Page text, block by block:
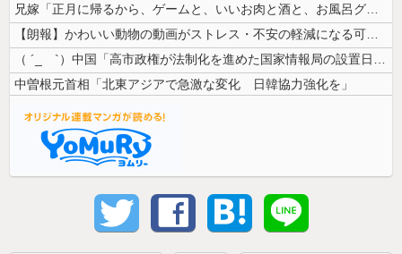
兄嫁「正月に帰るから、ゲームと、いいお肉と酒と、お風呂グッズの準備しと...
【朗報】かわいい動物の動画がストレス・不安の軽減になる可能性。英大学の...
（ ´_ゝ`）中国「高市政権が法制化を進めた国家情報局の設置日が7月3...
中曽根元首相「北東アジアで急激な変化 日韓協力強化を」